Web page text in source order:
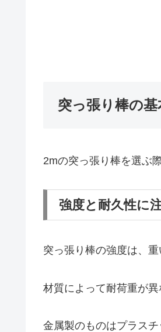
突っ張り棒の
2mの突っ張り棒を選ぶ
強度と耐久性に
突っ張り棒の強度は、
材質によって耐荷重が
金属製のものはプラスチ